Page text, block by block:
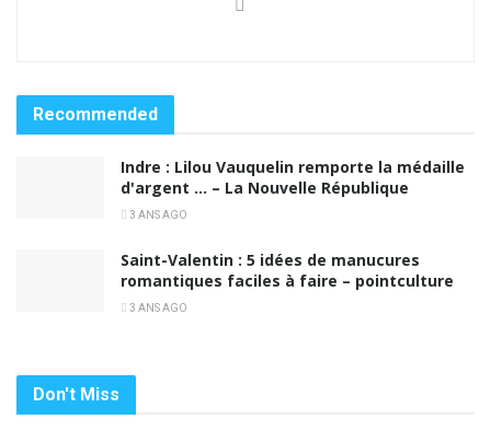
Recommended
Indre : Lilou Vauquelin remporte la médaille
d'argent … – La Nouvelle République
3 ANS AGO
Saint-Valentin : 5 idées de manucures
romantiques faciles à faire – pointculture
3 ANS AGO
Don't Miss